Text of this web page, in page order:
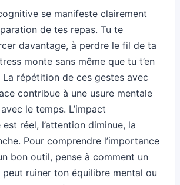
se manifeste clairement
de tes repas. Tu te
davantage, à perdre le fil de ta
monte sans même que tu t’en
répétition de ces gestes avec
contribue à une usure mentale
le temps. L’impact
réel, l’attention diminue, la
Pour comprendre l’importance
bon outil, pense à comment un
peut ruiner ton équilibre mental ou